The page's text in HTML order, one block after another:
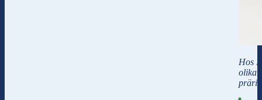
Hos
olika